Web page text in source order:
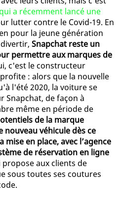
a récemment lancé une
lutter contre le Covid-19. En
pour la jeune génération
Snapchat reste un
permettre aux marques de
c'est le constructeur
: alors que la nouvelle
l'été 2020, la voiture se
Snapchat, de façon à
même en période de
de la marque
véhicule dès ce
mise en place, avec l’agence
de réservation en ligne
propose aux clients de
sous toutes ses coutures